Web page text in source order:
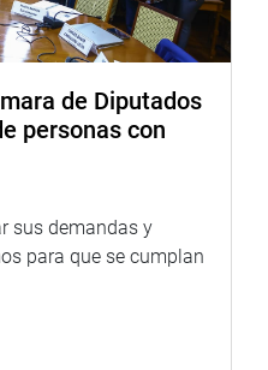
de Diputados
personas con
sus demandas y
para que se cumplan